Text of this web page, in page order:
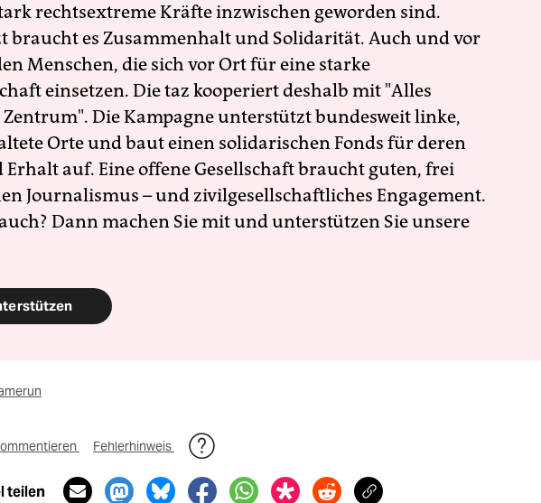
rechtsextreme Kräfte inzwischen geworden sind.
braucht es Zusammenhalt und Solidarität. Auch und vor
Menschen, die sich vor Ort für eine starke
einsetzen. Die taz kooperiert deshalb mit "Alles
Die Kampagne unterstützt bundesweit linke,
Orte und baut einen solidarischen Fonds für deren
Erhalt auf. Eine offene Gesellschaft braucht guten, frei
Journalismus – und zivilgesellschaftliches Engagement.
Dann machen Sie mit und unterstützen Sie unsere
Fehlerhinweis
teilen